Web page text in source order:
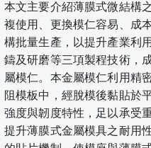
本文主要介紹薄膜式微結構
複使用、更換模仁容易、成
構批量生產，以提升產業利
鑄及研磨等三項製程技術，
屬模仁。本金屬模仁利用精
阻模板中，經脫模後黏貼於
強度與韌度特性，足以承受
提升薄膜式金屬模具之耐用